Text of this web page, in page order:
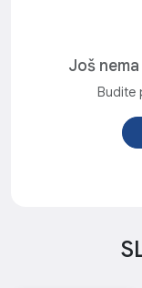
Još
Budite